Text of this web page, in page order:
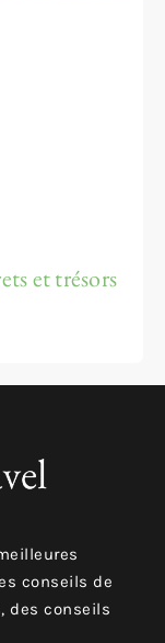
et trésors
conseils de
des conseils